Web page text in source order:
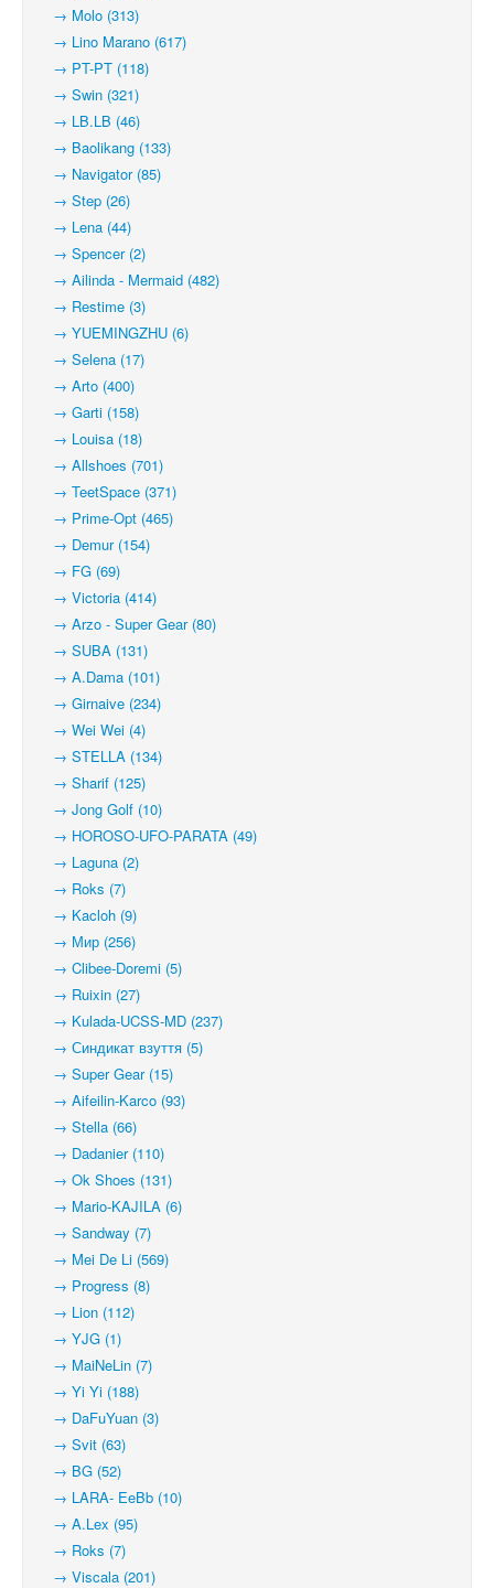
→ Molo (313)
→ Lino Marano (617)
→ PT-PT (118)
→ Swin (321)
→ LB.LB (46)
→ Baolikang (133)
→ Navigator (85)
→ Step (26)
→ Lena (44)
→ Spencer (2)
→ Ailinda - Mermaid (482)
→ Restime (3)
→ YUEMINGZHU (6)
→ Selena (17)
→ Arto (400)
→ Garti (158)
→ Louisa (18)
→ Allshoes (701)
→ TeetSpace (371)
→ Prime-Opt (465)
→ Demur (154)
→ FG (69)
→ Victoria (414)
→ Arzo - Super Gear (80)
→ SUBA (131)
→ A.Dama (101)
→ Girnaive (234)
→ Wei Wei (4)
→ STELLA (134)
→ Sharif (125)
→ Jong Golf (10)
→ HOROSO-UFO-PARATA (49)
→ Laguna (2)
→ Roks (7)
→ Kacloh (9)
→ Мир (256)
→ Clibee-Doremi (5)
→ Ruixin (27)
→ Kulada-UCSS-MD (237)
→ Синдикат взуття (5)
→ Super Gear (15)
→ Aifeilin-Karco (93)
→ Stella (66)
→ Dadanier (110)
→ Ok Shoes (131)
→ Mario-KAJILA (6)
→ Sandway (7)
→ Mei De Li (569)
→ Progress (8)
→ Lion (112)
→ YJG (1)
→ MaiNeLin (7)
→ Yi Yi (188)
→ DaFuYuan (3)
→ Svit (63)
→ BG (52)
→ LARA- EeBb (10)
→ A.Lex (95)
→ Roks (7)
→ Viscala (201)